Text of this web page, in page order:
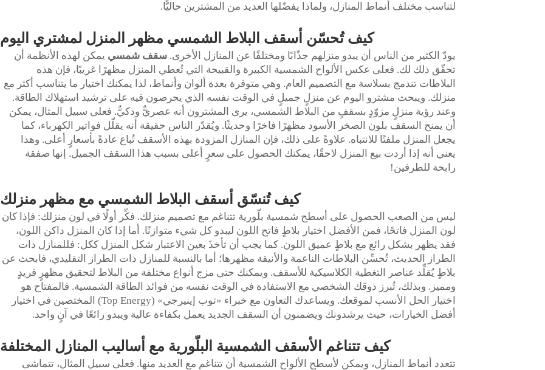
لتناسب مختلف أنماط المنازل، ولماذا يفضّلها العديد من المشترين حاليًّا.
كيف تُحسّن أسقف البلاط الشمسي مظهر المنزل لمشتري اليوم
يودّ الكثير من الناس أن يبدو منزلهم جذّابًا ومختلفًا عن المنازل الأخرى. سقف شمسي يمكن لهذه الأنظمة أن
تحقّق ذلك لك. فعلى عكس الألواح الشمسية الكبيرة والقبيحة التي تُعطي المنزل مظهرًا غريبًا، فإن هذه
البلاطات تندمج بسلاسة مع التصميم العام. وهي متوفرة بعدة ألوان وأنماط، لذا يمكنك اختيار ما يتناسب أكثر مع
منزلك. ويبحث مشترو اليوم عن منزلٍ جميلٍ في الوقت نفسه الذي يحرصون فيه على ترشيد استهلاك الطاقة.
وعند رؤية منزلٍ مزوّدٍ بسقفٍ من البلاط الشمسي، يرى المشترون أنه عصريٌّ وذكيٌّ. فعلى سبيل المثال، يمكن
أن يمنح السقف بلون الصخر الأسود مظهرًا فاخرًا وحديثًا. ويُقدّر الناس حقيقة أنه يقلّل فواتير الكهرباء، كما
يجعل المنزل ملفتًا للانتباه. علاوةً على ذلك، فإن المنازل المزودة بهذه الأسقف تُباع عادةً بأسعارٍ أعلى. وهذا
يعني أنه إذا أردت بيع المنزل لاحقًا، يمكنك الحصول على سعرٍ أعلى بسبب هذا السقف الجميل. إنها صفقة
رابحة للطرفين!
كيف تُنسّق أسقف البلاط الشمسي مع مظهر منزلك
ليس من الصعب الحصول على أسطح شمسية بلّورية تتناغم مع تصميم منزلك. فكِّر أولًا في لون منزلك: فإذا كان
لون المنزل فاتحًا، فمن الأفضل اختيار بلاطٍ فاتح اللون ليبدو كل شيء متوازنًا. أما إذا كان المنزل داكن اللون،
فقد يظهر بشكل رائع مع بلاطٍ عميق اللون. كما يجب أن تأخذَ بعين الاعتبار شكل المنزل ككل: فللمنازل ذات
الطراز الحديث، تُحسِّن البلاطات الناعمة والأنيقة مظهرها؛ أما بالنسبة للمنازل ذات الطراز التقليدي، فابحث عن
بلاطٍ يُقلِّد عناصر التغطية الكلاسيكية للأسقف. ويمكنك حتى مزج أنواع مختلفة من البلاط لتحقيق مظهرٍ فريدٍ
ومميز. وبذلك، تُبرز ذوقك الشخصي مع الاستفادة في الوقت نفسه من فوائد الطاقة الشمسية. فالمفتاح هو
اختيار الحل الأنسب لموقعك. ويساعدك التعاون مع خبراء «توب إينيرجي» (Top Energy) المختصين في اختيار
أفضل الخيارات، حيث يرشدونك ويضمنون أن السقف الجديد يعمل بكفاءة عالية ويبدو رائعًا في آنٍ واحد.
كيف تتناغم الأسقف الشمسية البلّورية مع أساليب المنازل المختلفة
تتعدد أنماط المنازل، ويمكن لأسطح الألواح الشمسية أن تتناغم مع العديد منها. فعلى سبيل المثال، تتماشى